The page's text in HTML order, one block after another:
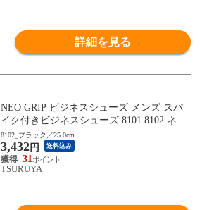
詳細を見る
NEO GRIP ビジネスシューズ メンズ スパ
イク付きビジネスシューズ 8101 8102 ネオ
グリップ 2025秋冬
8102_ブラック／25.0cm
3,432円 送料込み
31
TSURUYA